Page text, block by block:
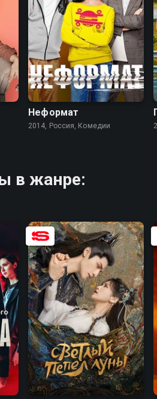
5.6 4.0
Неформат
2014, Россия, Комедии
в жанре:
8.6 8.2